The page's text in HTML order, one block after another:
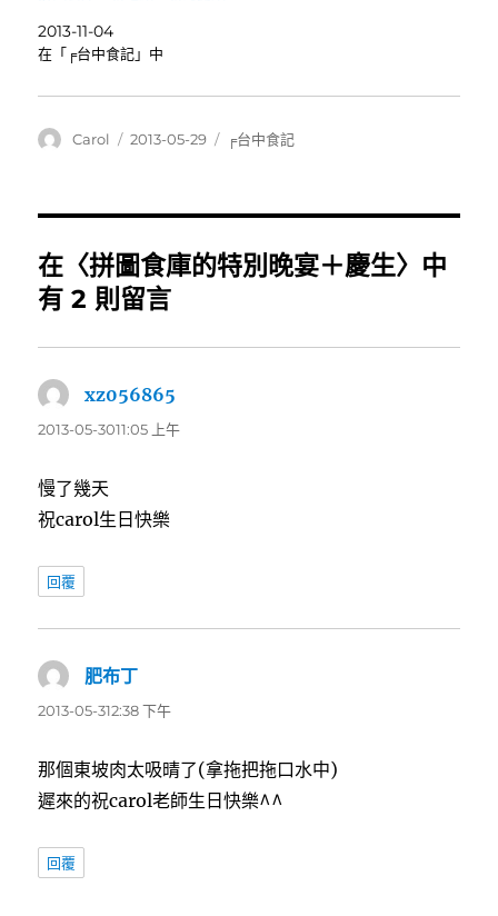
2013-11-04
在「╒台中食記」中
作
Carol
發
2013-05-29
分
╒台中食記
在〈拼圖食庫的特別晚宴＋慶生〉中
有 2 則留言
xz056865
示:
2013-05-3011:05 上午
慢了幾天
祝carol生日快樂
回覆
肥布丁
示:
2013-05-312:38 下午
那個東坡肉太吸晴了(拿拖把拖口水中)
遲來的祝carol老師生日快樂^^
回覆